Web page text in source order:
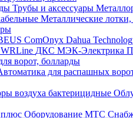
Трубы и аксессуары
Металлические лотки,
ComOnyx Dahua
WRLine ДКС МЭК-Электрика
ворот, болларды
для распашных
воздуха бактерицидные
Оборудование МТС